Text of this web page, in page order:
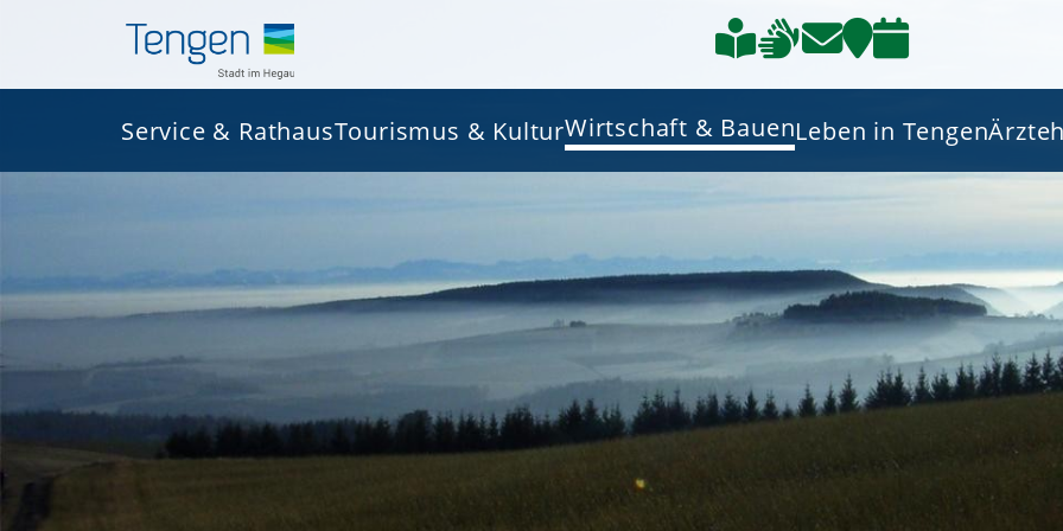
Service & RathausTourismus & KulturWirtschaft & BauenLeben in Tengen